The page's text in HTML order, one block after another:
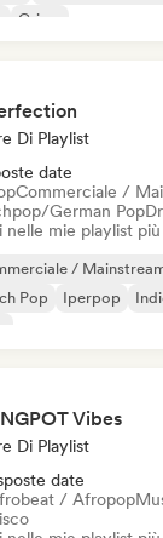
Grime
Di Playlist
date
Commerciale /
German Pop
mie playlist
/
Pop Iperpop
Vibes
Di Playlist
date
/ Afropop